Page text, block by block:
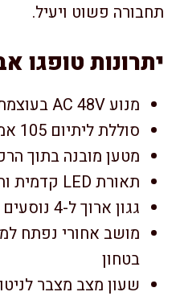
תחבורה פשוט ויעיל.
יתרונות טופגו
מנוע AC 48V בעוצמת 4 קילוואט עם בקר A350
סוללת ליתיום 105 אמפר שעה מקורית
מטען מובנה בתוך הרכב
תאורת LED קדמית ותאורה אחורית
גגון ארוך ל-4 נוסעים עם חלון קדמי
מושב אחורי נפתח
בטחון
שעון מצב מצבר